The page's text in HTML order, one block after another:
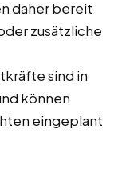
daher bereit
zusätzliche
sind in
können
eingeplant